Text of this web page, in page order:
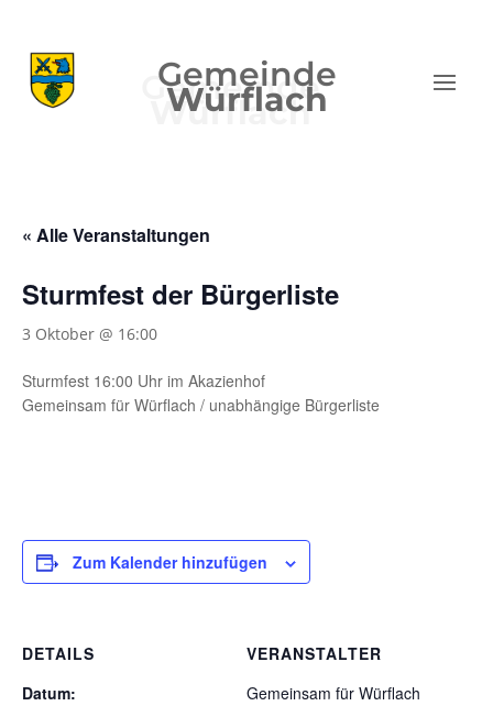
Gemeinde
Würflach
« Alle Veranstaltungen
Sturmfest der Bürgerliste
3 Oktober @ 16:00
Sturmfest 16:00 Uhr im Akazienhof
Gemeinsam für Würflach / unabhängige Bürgerliste
Zum Kalender hinzufügen
DETAILS
Datum:
VERANSTALTER
Gemeinsam für Würflach